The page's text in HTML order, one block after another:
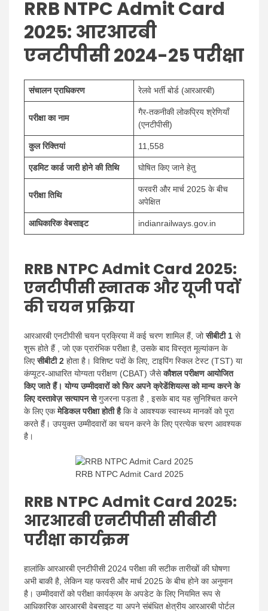
RRB NTPC Admit Card
2025: आरआरबी
एनटीपीसी 2024-25 परीक्षा
संचालन प्राधिकरण रेलवे भर्ती बोर्ड (आरआरबी)
परीक्षा का नाम
गैर-तकनीकी लोकप्रिय श्रेणियाँ
(एनटीपीसी)
कुल रिक्तियां 11,558
एडमिट कार्ड जारी होने की तिथि घोषित किए जाने हेतु
परीक्षा तिथि
फरवरी और मार्च 2025 के बीच
अपेक्षित
आधिकारिक वेबसाइट indianrailways.gov.in
RRB NTPC Admit Card 2025:
एनटीपीसी स्नातक और यूजी पदों
की चयन प्रक्रिया
आरआरबी एनटीपीसी चयन प्रक्रिया में कई चरण शामिल हैं, जोसीबीटी 1 से
शुरू होते हैं , जो एक प्रारंभिक परीक्षा है, उसके बाद विस्तृत मूल्यांकन के
लिएसीबीटी 2 होता है। विशिष्ट पदों के लिए, टाइपिंग स्किल टेस्ट (TST) या
कंप्यूटर-आधारित योग्यता परीक्षण (CBAT) जैसेकौशल परीक्षण आयोजित
किए जाते हैं। योग्य उम्मीदवारों को फिर अपने क्रेडेंशियल्स को मान्य करने के
लिएदस्तावेज़ सत्यापन सेगुजरना पड़ता है , इसके बाद यह सुनिश्चित करने
के लिए एकमेडिकल परीक्षा होती हैकि वे आवश्यक स्वास्थ्य मानकों को पूरा
करते हैं। उपयुक्त उम्मीदवारों का चयन करने के लिए प्रत्येक चरण आवश्यक
है।
RRB NTPC Admit Card 2025
RRB NTPC Admit Card 2025:
आरआरबी एनटीपीसी सीबीटी
परीक्षा कार्यक्रम
हालांकि आरआरबी एनटीपीसी 2024 परीक्षा की सटीक तारीखों की घोषणा
अभी बाकी है, लेकिन यह फरवरी और मार्च 2025 के बीच होने का अनुमान
है। उम्मीदवारों को परीक्षा कार्यक्रम के अपडेट के लिए नियमित रूप से
आधिकारिक आरआरबी वेबसाइट या अपने संबंधित क्षेत्रीय आरआरबी पोर्टल